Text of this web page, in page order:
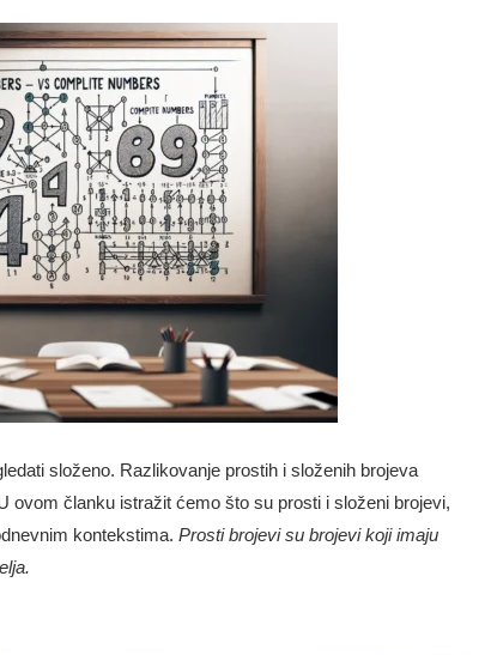
složeno. Razlikovanje prostih i složenih brojeva
ovom članku istražit ćemo što su prosti i složeni brojevi,
kontekstima. Prosti brojevi su brojevi koji imaju